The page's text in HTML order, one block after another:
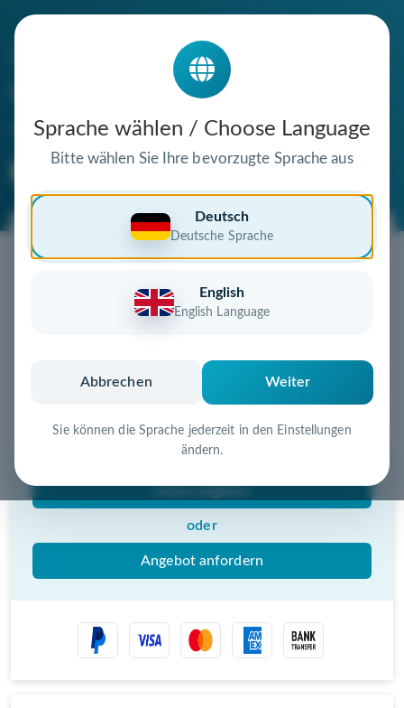
Sprache wählen / Choose Language
Bitte wählen Sie Ihre bevorzugte Sprache aus
Deutsch
Deutsche Sprache
English
English Language
Abbrechen Weiter
Sie können die Sprache jederzeit in den Einstellungen
ändern.
wilhelmschiefer.de
steht zum Verkauf
Jetzt diese Wunschdomain
Diese Domain könnte schon bald Ihnen gehören!
Schnell, sicher und unkompliziert zur eigenen
Gebot abgeben
oder
Angebot anfordern